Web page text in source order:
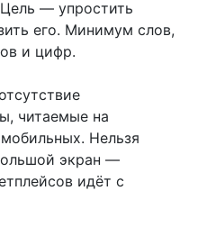
Цель — упростить
его. Минимум слов,
и цифр.
читаемые на
Нельзя
экран —
идёт с